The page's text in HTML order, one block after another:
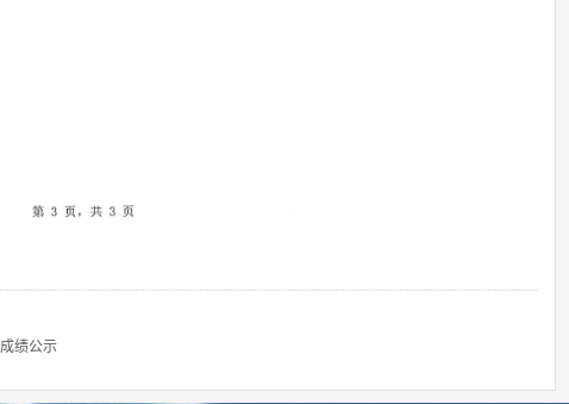
绩公示